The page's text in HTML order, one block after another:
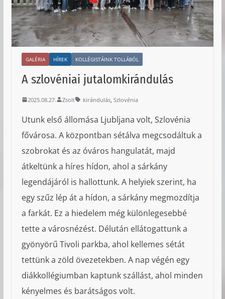
GALÉRIA HÍREK KOLLÉGISTÁINK TOLLÁBÓL
A szlovéniai jutalomkirándulás
2025.08.27. Zsolt kirándulás, Szlovénia
Utunk első állomása Ljubljana volt, Szlovénia
fővárosa. A központban sétálva megcsodáltuk a
szobrokat és az óváros hangulatát, majd
átkeltünk a híres hídon, ahol a sárkány
legendájáról is hallottunk. A helyiek szerint, ha
egy szűz lép át a hídon, a sárkány megmozdítja
a farkát. Ez a hiedelem még különlegesebbé
tette a városnézést. Délután ellátogattunk a
gyönyörű Tivoli parkba, ahol kellemes sétát
tettünk a zöld övezetekben. A nap végén egy
diákkollégiumban kaptunk szállást, ahol minden
kényelmes és barátságos volt.